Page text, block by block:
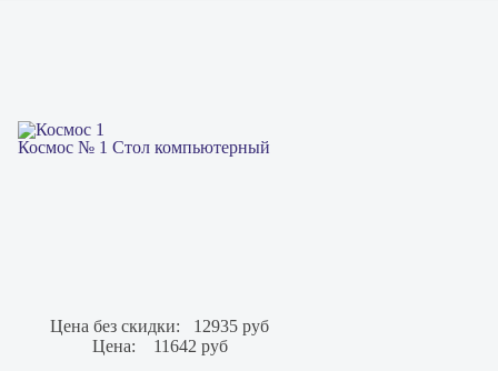
Космос № 1 Стол компьютерный
Цена без скидки:
12935 руб
Цена:
11642 руб